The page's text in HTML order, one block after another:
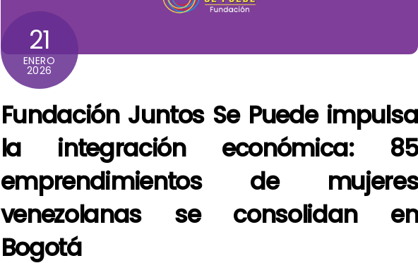
21
ENERO
2026
Fundación Juntos Se Puede impulsa
la integración económica: 85
emprendimientos de mujeres
venezolanas se consolidan en
Bogotá